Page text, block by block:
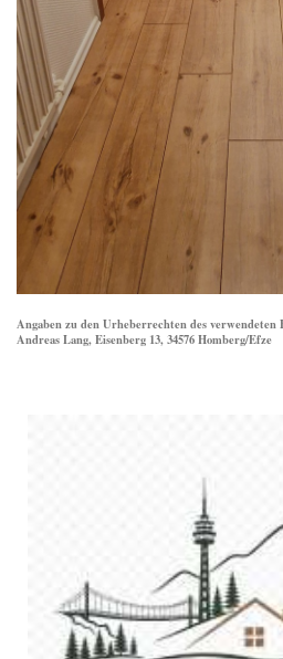
Angaben zu den Urheberrechten des verwendeten
Andreas Lang, Eisenberg 13, 34576 Homberg/Efze